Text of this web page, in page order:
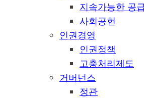
지속가능한 공
사회공헌
인권경영
인권정책
고충처리제도
거버넌스
정관